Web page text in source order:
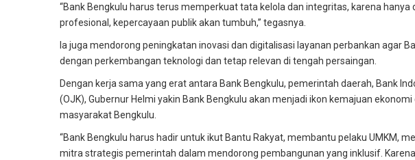
“Bank Bengkulu harus terus memperkuat tata kelola dan integritas, karena
profesional, kepercayaan publik akan tumbuh,” tegasnya.
Ia juga mendorong peningkatan inovasi dan digitalisasi layanan perbankan agar
dengan perkembangan teknologi dan tetap relevan di tengah persaingan.
Dengan kerja sama yang erat antara Bank Bengkulu, pemerintah daerah, Bank
(OJK), Gubernur Helmi yakin Bank Bengkulu akan menjadi ikon kemajuan
masyarakat Bengkulu.
“Bank Bengkulu harus hadir untuk ikut Bantu Rakyat, membantu pelaku UMKM,
mitra strategis pemerintah dalam mendorong pembangunan yang inklusif.